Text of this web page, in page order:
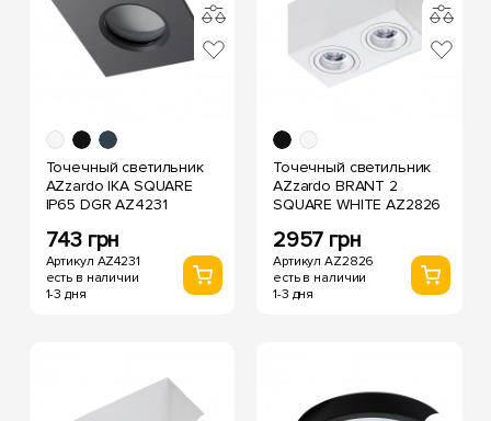
Точечный светильник
AZzardo IKA SQUARE
IP65 DGR AZ4231
743 грн
Артикул AZ4231
есть в наличии
1-3 дня
Точечный светильник
AZzardo BRANT 2
SQUARE WHITE AZ2826
2957 грн
Артикул AZ2826
есть в наличии
1-3 дня